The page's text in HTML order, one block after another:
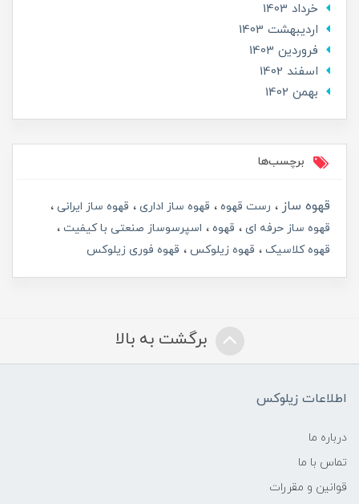
خرداد 1403
ارديبهشت 1403
فروردین 1403
اسفند 1402
بهمن 1402
برچسب‌ها
قهوه ساز رست قهوه قهوه ساز اداری
قهوه ساز ایرانی
قهوه ساز حرفه ای
قهوه
اسپرسوساز صنعتی با کیفیت
قهوه کلاسیک
قهوه زیلوکس قهوه فوری زیلوکس
برگشت به بالا
اطلاعات زیلوکس
درباره ما
تماس با ما
قوانین و مقررات